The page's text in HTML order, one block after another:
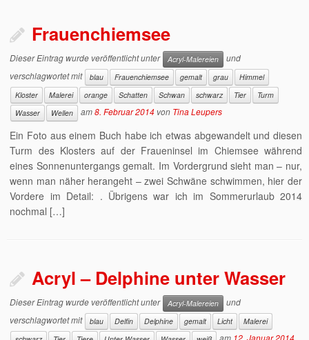
Frauenchiemsee
Dieser Eintrag wurde veröffentlicht unter Acryl-Malereien
und
verschlagwortet mit
blau Frauenchiemsee gemalt grau
Himmel
Kloster
Malerei orange Schatten Schwan schwarz Tier
Turm
Wasser
Wellen am8. Februar 2014 von Tina Leupers
Ein Foto aus einem Buch habe ich etwas abgewandelt und diesen
Turm des Klosters auf der Fraueninsel im Chiemsee während
eines Sonnenuntergangs gemalt. Im Vordergrund sieht man – nur,
wenn man näher herangeht – zwei Schwäne schwimmen, hier der
Vordere im Detail: . Übrigens war ich im Sommerurlaub 2014
nochmal […]
Acryl – Delphine unter Wasser
Dieser Eintrag wurde veröffentlicht unter Acryl-Malereien
und
verschlagwortet mit
blau Delfin Delphine gemalt Licht
Malerei